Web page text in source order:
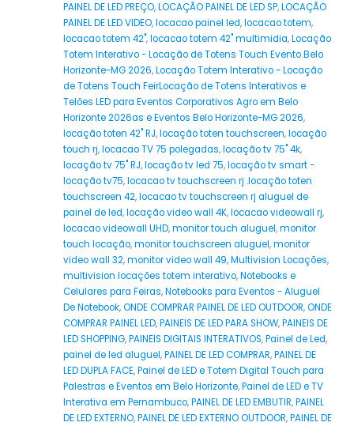
PAINEL DE LED PREÇO,LOCAÇÃO PAINEL DE LED SP,LOCAÇÃO
PAINEL DE LED VIDEO,locacao painel led,locacao totem,
locacao totem 42",locacao totem 42" multimidia,Locação
Totem Interativo - Locação de Totens Touch Evento Belo
Horizonte-MG 2026,Locação Totem Interativo - Locação
de Totens Touch FeirLocação de Totens Interativos e
Telões LED para Eventos Corporativos Agro em Belo
Horizonte 2026as e Eventos Belo Horizonte-MG 2026,
locação toten 42" RJ,locação toten touchscreen,locação
touch rj,locacao TV 75 polegadas,locação tv 75" 4k,
locação tv 75" RJ,locação tv led 75,locação tv smart -
locação tv75,locacao tv touchscreen rj .locação toten
touchscreen 42,locacao tv touchscreen rj aluguel de
painel de led,locação video wall 4K,locacao videowall rj,
locacao videowall UHD,monitor touch aluguel,monitor
touch locação,monitor touchscreen aluguel,monitor
video wall 32,monitor video wall 49,Multivision Locações,
multivision locações totem interativo,Notebooks e
Celulares para Feiras,Notebooks para Eventos - Aluguel
De Notebook,ONDE COMPRAR PAINEL DE LED OUTDOOR,ONDE
COMPRAR PAINEL LED,PAINEIS DE LED PARA SHOW,PAINEIS DE
LED SHOPPING,PAINEIS DIGITAIS INTERATIVOS,Painel de Led,
painel de led aluguel,PAINEL DE LED COMPRAR,PAINEL DE
LED DUPLA FACE,Painel de LED e Totem Digital Touch para
Palestras e Eventos em Belo Horizonte,Painel de LED e TV
Interativa em Pernambuco,PAINEL DE LED EMBUTIR,PAINEL
DE LED EXTERNO,PAINEL DE LED EXTERNO OUTDOOR,PAINEL DE